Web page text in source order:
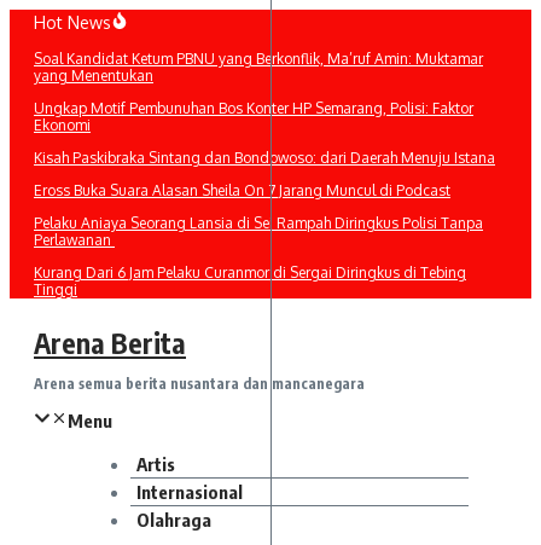
Lewati
konten
Hot News
Soal Kandidat Ketum PBNU yang Berkonflik, Ma’ruf Amin: Muktamar
yang Menentukan
Ungkap Motif Pembunuhan Bos Konter HP Semarang, Polisi: Faktor
Ekonomi
Kisah Paskibraka Sintang dan Bondowoso: dari Daerah Menuju Istana
Eross Buka Suara Alasan Sheila On 7 Jarang Muncul di Podcast
Pelaku Aniaya Seorang Lansia di Sei Rampah Diringkus Polisi Tanpa
Perlawanan
Kurang Dari 6 Jam Pelaku Curanmor di Sergai Diringkus di Tebing
Tinggi
Arena Berita
Arena semua berita nusantara dan mancanegara
Menu
Artis
Internasional
Olahraga